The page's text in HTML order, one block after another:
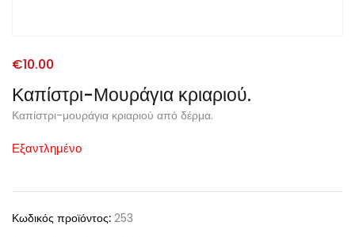
Καπίστρι-Μουράγια κριαριού.
€10.00
Καπίστρι-μουράγια κριαριού από δέρμα.
Εξαντλημένο
Κωδικός προϊόντος: 253